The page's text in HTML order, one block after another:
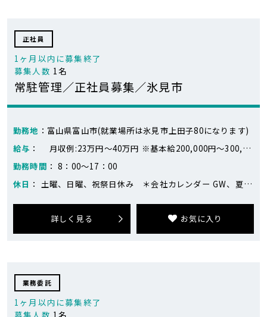
正社員
1ヶ月以内に募集終了
募集人数 1名
常駐管理／正社員募集／氷見市
勤務地 ：富山県富山市(就業場所は氷見市上田子80になります)
給与 ： 月収例:23万円～40万円 ※基本給200,000円～300,000円 労務管理手当35,000～100,000円（みなし残業20時間あり） ※年齢・経験・能力を考慮のうえ、決定します。 ※前年度実績 賞与年2回（7月・12月） 昇給年1回（4月）
勤務時間 ： 8：00～17：00
休日 ： 土曜、日曜、祝祭日休み ＊会社カレンダー GW、夏季、年末年始休暇など長期休みあり +アニバーサリー休暇+バースデー休暇
詳しく見る お気に入り
業務委託
1ヶ月以内に募集終了
募集人数 1名